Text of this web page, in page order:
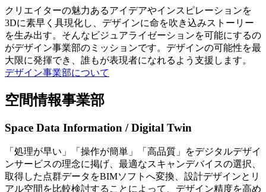
クリエイターの魅力あるアイデアやインスピレーションを
3Dに素早く具現化し、デザインに命を吹き込みストーリー
を生み出す。そんなビジュアライゼーションを可能にするの
がデザイン事業部のミッションです。デザインの可能性を最
大限に発揮でき、誰もが表現者になれるよう支援します。
デザイン事業部について
空間情報事業部
Space Data Information / Digital Twin
「処理が早い」「操作が簡単」「高品質」をデジタルデザイ
ンサービスの理念に掲げ、最適なスキャンデバイスの選択、
取得した点群データをBIMソフトへ変換、設計デザインとリ
アル空間を比較検討することによって、デザイン精度を高め